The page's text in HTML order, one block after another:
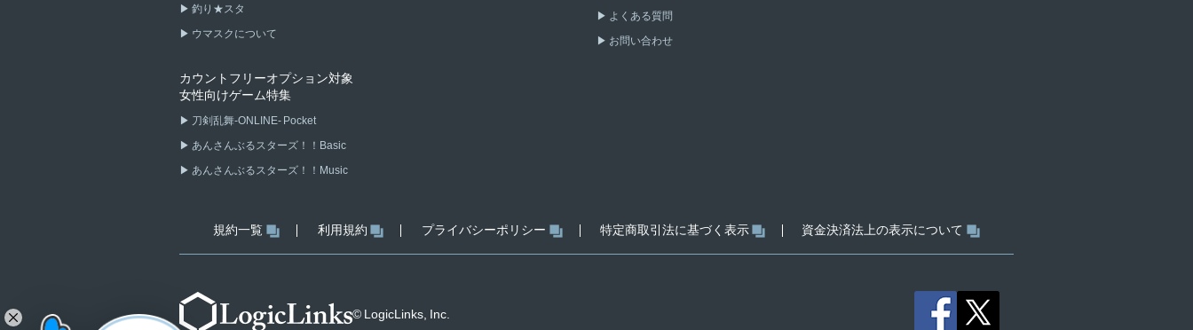
釣り★スタ
ウマスクについて
カウントフリーオプション対象
女性向けゲーム特集
刀剣乱舞-ONLINE- Pocket
あんさんぶるスターズ！！Basic
あんさんぶるスターズ！！Music
よくある質問
お問い合わせ
規約一覧 利用規約 プライバシーポリシー 特定商取引法に基づく表示 資金決済法上の表示について
© LogicLinks, Inc.